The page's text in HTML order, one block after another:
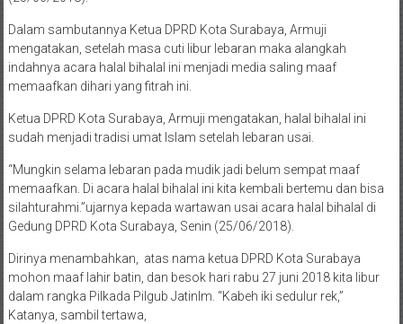
Dalam sambutannya Ketua DPRD Kota Surabaya, Armuji
mengatakan, setelah masa cuti libur lebaran maka alangkah
indahnya acara halal bihalal ini menjadi media saling maaf
memaafkan dihari yang fitrah ini.
Ketua DPRD Kota Surabaya, Armuji mengatakan, halal bihalal ini
sudah menjadi tradisi umat Islam setelah lebaran usai.
“Mungkin selama lebaran pada mudik jadi belum sempat maaf
memaafkan. Di acara halal bihalal ini kita kembali bertemu dan bisa
silahturahmi.”ujarnya kepada wartawan usai acara halal bihalal di
Gedung DPRD Kota Surabaya, Senin (25/06/2018).
Dirinya menambahkan, atas nama ketua DPRD Kota Surabaya
mohon maaf lahir batin, dan besok hari rabu 27 juni 2018 kita libur
dalam rangka Pilkada Pilgub Jatinlm. “Kabeh iki sedulur rek,”
Katanya, sambil tertawa,